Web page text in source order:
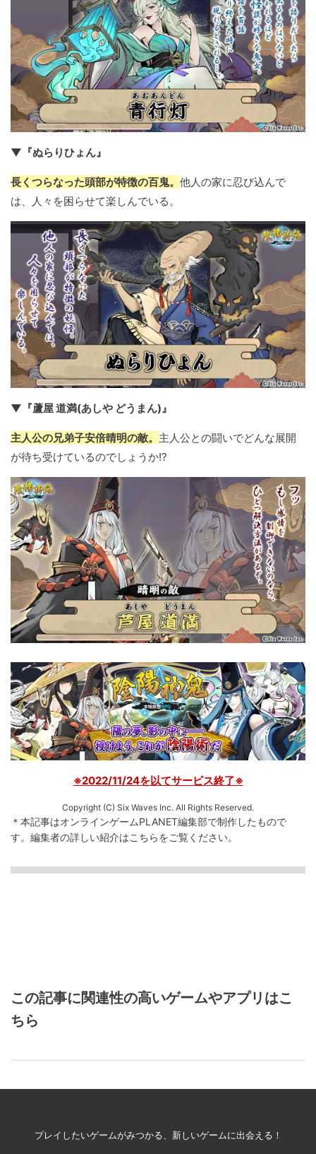
▼『ぬらりひょん』
長くつらなった頭部が特徴の百鬼。 他人の家に忍び込んで
は、人々を困らせて楽しんでいる。
▼『蘆屋 道満(あしや どうまん)』
主人公の兄弟子安倍晴明の敵。 主人公との闘いでどんな展開
が待ち受けているのでしょうか!?
※2022/11/24を以てサービス終了※
Copyright (C) Six Waves Inc. All Rights Reserved.
＊本記事はオンラインゲームPLANET編集部で制作したもので
す。 編集者の詳しい紹介はこちらをご覧ください。
この記事に関連性の高いゲームやアプリはこ
ちら
プレイしたいゲームがみつかる、新しいゲームに出会える！